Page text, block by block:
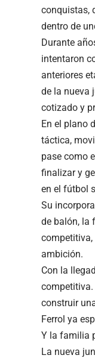
conquistas,
dentro de
Durante
intentaron
anteriores
de la nueva
cotizado y
En el plano
táctica,
pase como
finalizar y
en el fútbol
Su
de balón, la
ambición.
Con la
competitiva.
construir
Ferrol ya
Y la familia
La nueva